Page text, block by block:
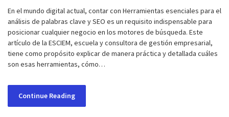
En el mundo digital actual, contar con Herramientas esenciales para el
análisis de palabras clave y SEO es un requisito indispensable para
posicionar cualquier negocio en los motores de búsqueda. Este
artículo de la ESCIEM, escuela y consultora de gestión empresarial,
tiene como propósito explicar de manera práctica y detallada cuáles
son esas herramientas, cómo…
Continue Reading